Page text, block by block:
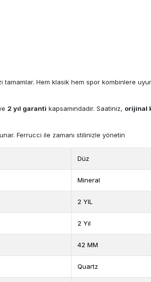
tamamlar. Hem klasik hem spor kombinlere
2 yıl garanti kapsamındadır. Saatiniz, orijinal
Ferrucci ile zamanı stilinizle yönetin
Düz
Mineral
2 YIL
2 Yıl
42 MM
Quartz